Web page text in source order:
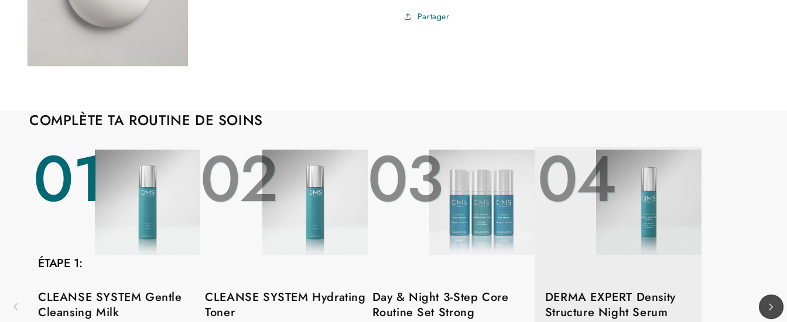
une
fenêtre
Partager
COMPLÈTE TA ROUTINE DE SOINS
01
ÉTAPE 1:
CLEANSE SYSTEM Gentle
Cleansing Milk
02
CLEANSE SYSTEM Hydrating
Toner
03
Day & Night 3-Step Core
Routine Set Strong
04
DERMA EXPERT Density
Structure Night Serum